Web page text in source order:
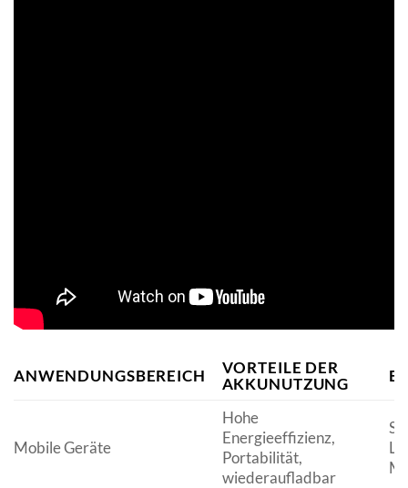
ANWENDUNGSBEREICH
VORTEILE DER
AKKUNUTZUNG
Mobile Geräte
Hohe
Energieeffizienz,
Portabilität,
wiederaufladbar